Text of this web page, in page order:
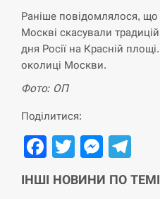
СЕРПЕНЬ
14:23
Поставки ракет
втрое, хотя у
СЕРПЕНЬ
14:10
збільшення
СЕРПЕНЬ
Раніше повідомлялося,
Москві скасували
дня Росії на Красній
околиці Москви.
Фото: ОП
Поділитися:
Facebook
Twitter
ІНШІ НОВИНИ ПО ТЕМІ